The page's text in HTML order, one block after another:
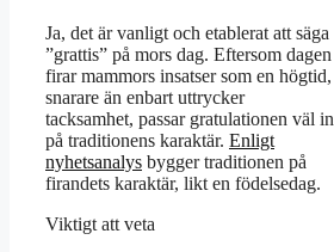
Ja, det är vanligt och etablerat att säga
”grattis” på mors dag. Eftersom dagen
firar mammors insatser som en högtid,
snarare än enbart uttrycker
tacksamhet, passar gratulationen väl in
på traditionens karaktär. Enligt
nyhetsanalys bygger traditionen på
firandets karaktär, likt en födelsedag.
Viktigt att veta